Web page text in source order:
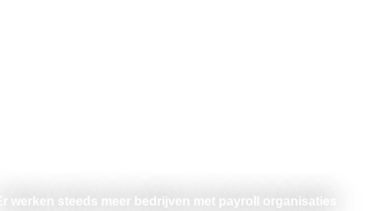
Er werken steeds meer bedrijven met payroll organisaties